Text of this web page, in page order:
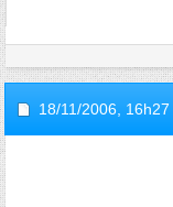
18/11/2006, 16h27